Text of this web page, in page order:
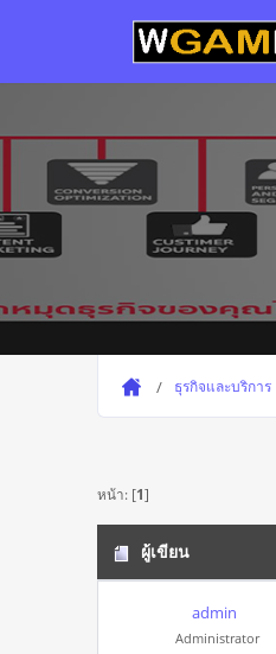
ธุรกิจและบริการ
หน้า: [1]
ผู้เขียน
admin
Administrator